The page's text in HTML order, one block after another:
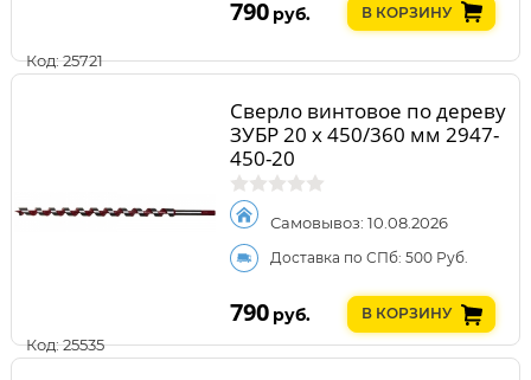
Код: 25721
790 руб. В КОРЗИНУ
Код: 25535
Сверло винтовое по дереву
ЗУБР 20 x 450/360 мм 2947-
450-20
Самовывоз: 10.08.2026
Доставка по СПб: 500 Руб.
790 руб. В КОРЗИНУ